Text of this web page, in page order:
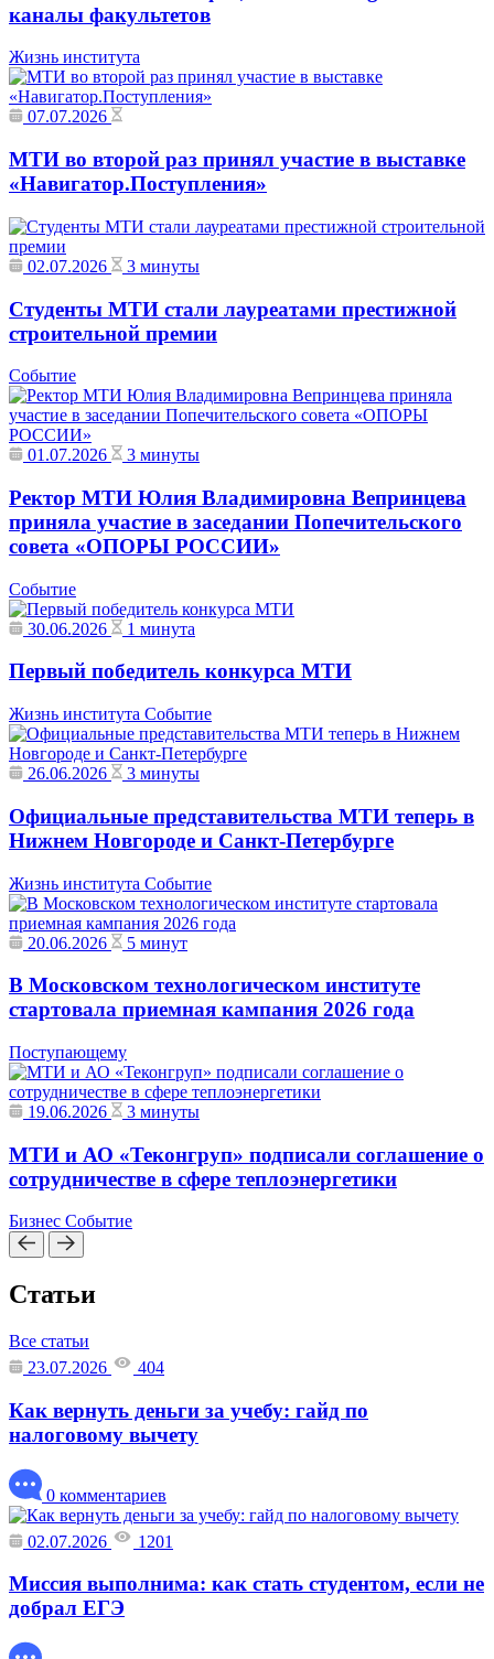
каналы факультетов
Жизнь института
07.07.2026
МТИ во второй раз принял участие в выставке
«Навигатор.Поступления»
02.07.2026 3 минуты
Студенты МТИ стали лауреатами престижной
строительной премии
Событие
01.07.2026 3 минуты
Ректор МТИ Юлия Владимировна Вепринцева
приняла участие в заседании Попечительского
совета «ОПОРЫ РОССИИ»
Событие
30.06.2026 1 минута
Первый победитель конкурса МТИ
Жизнь института Событие
26.06.2026 3 минуты
Официальные представительства МТИ теперь в
Нижнем Новгороде и Санкт-Петербурге
Жизнь института Событие
20.06.2026 5 минут
В Московском технологическом институте
стартовала приемная кампания 2026 года
Поступающему
19.06.2026 3 минуты
МТИ и АО «Теконгруп» подписали соглашение о
сотрудничестве в сфере теплоэнергетики
Бизнес Событие
Статьи
Все статьи
23.07.2026
404
Как вернуть деньги за учебу: гайд по
налоговому вычету
0 комментариев
02.07.2026 1201
Миссия выполнима: как стать студентом, если не
добрал ЕГЭ